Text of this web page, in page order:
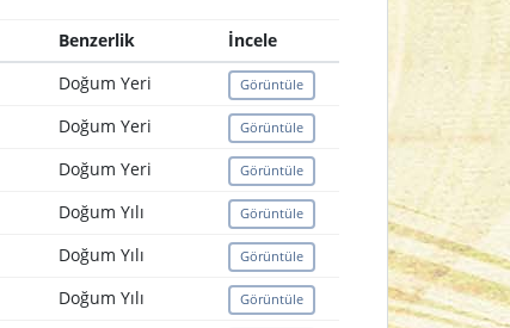
Benzerlik
İncele
Doğum Yeri Görüntüle
Doğum Yeri Görüntüle
Doğum Yeri Görüntüle
Doğum Yılı Görüntüle
Doğum Yılı Görüntüle
Doğum Yılı Görüntüle